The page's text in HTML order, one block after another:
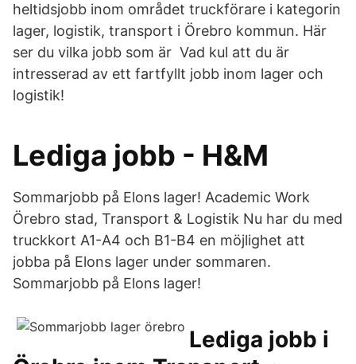
heltidsjobb inom området truckförare i kategorin
lager, logistik, transport i Örebro kommun. Här
ser du vilka jobb som är Vad kul att du är
intresserad av ett fartfyllt jobb inom lager och
logistik!
Lediga jobb - H&M
Sommarjobb på Elons lager! Academic Work
Örebro stad, Transport & Logistik Nu har du med
truckkort A1-A4 och B1-B4 en möjlighet att
jobba på Elons lager under sommaren.
Sommarjobb på Elons lager!
Lediga jobb i